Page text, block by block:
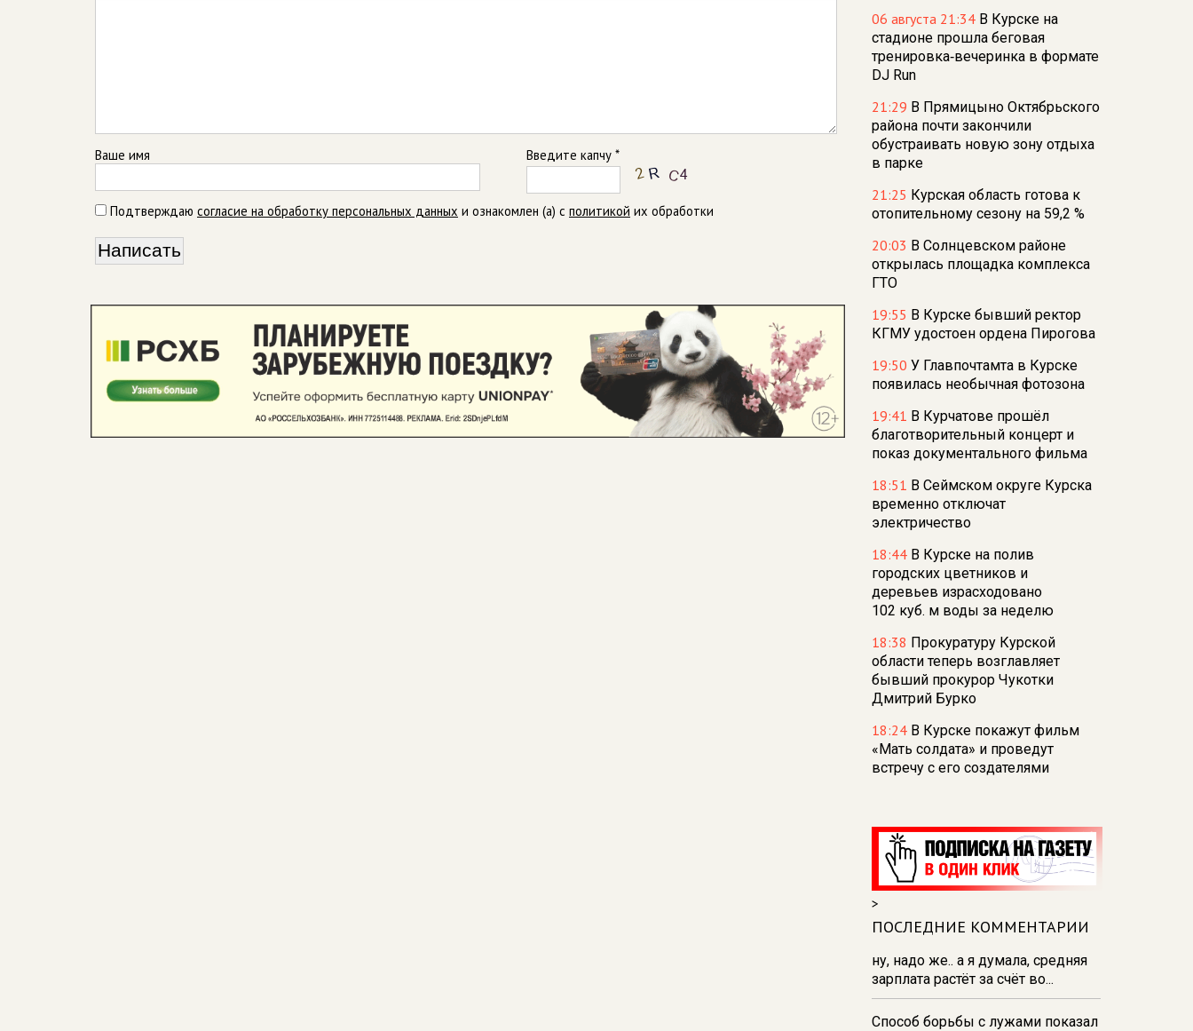
Ваше имя Введите капчу *
Подтверждаю согласие на обработку персональных данных и ознакомлен (а) с политикой их обработки
06 августа 21:34 В Курске на
стадионе прошла беговая
тренировка‑вечеринка в формате
DJ Run
21:29 В Прямицыно Октябрьского
района почти закончили
обустраивать новую зону отдыха
в парке
21:25 Курская область готова к
отопительному сезону на 59,2 %
20:03 В Солнцевском районе
открылась площадка комплекса
ГТО
19:55 В Курске бывший ректор
КГМУ удостоен ордена Пирогова
19:50 У Главпочтамта в Курске
появилась необычная фотозона
19:41 В Курчатове прошёл
благотворительный концерт и
показ документального фильма
18:51 В Сеймском округе Курска
временно отключат
электричество
18:44 В Курске на полив
городских цветников и
деревьев израсходовано
102 куб. м воды за неделю
18:38 Прокуратуру Курской
области теперь возглавляет
бывший прокурор Чукотки
Дмитрий Бурко
18:24 В Курске покажут фильм
«Мать солдата» и проведут
встречу с его создателями
из‑за проблем с водоснабжением
17:23
В Курске установили две
камеры ПДД на превышение
скорости
16:55В Курске жителя
Тюменской области осудили за
незаконную перевозку
взрывчатки
16:47В Курске капремонт дорог
>
ПОСЛЕДНИЕ КОММЕНТАРИИ
ну, надо же.. а я думала, средняя
зарплата растёт за счёт во...
Способ борьбы с лужами показал